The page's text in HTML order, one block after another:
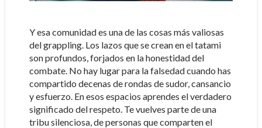
Y esa comunidad es una de las cosas más valiosas
del grappling. Los lazos que se crean en el tatami
son profundos, forjados en la honestidad del
combate. No hay lugar para la falsedad cuando has
compartido decenas de rondas de sudor, cansancio
y esfuerzo. En esos espacios aprendes el verdadero
significado del respeto. Te vuelves parte de una
tribu silenciosa, de personas que comparten el